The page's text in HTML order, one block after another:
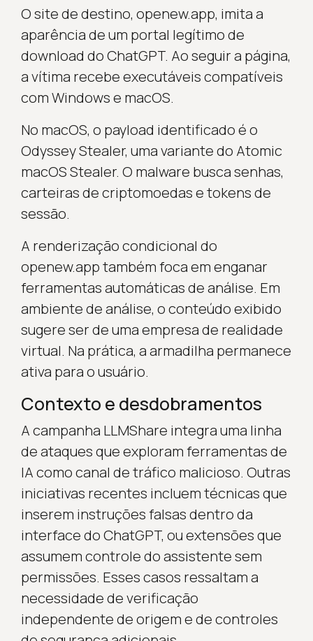
O site de destino, openew.app, imita a
aparência de um portal legítimo de
download do ChatGPT. Ao seguir a página,
a vítima recebe executáveis compatíveis
com Windows e macOS.
No macOS, o payload identificado é o
Odyssey Stealer, uma variante do Atomic
macOS Stealer. O malware busca senhas,
carteiras de criptomoedas e tokens de
sessão.
A renderização condicional do
openew.app também foca em enganar
ferramentas automáticas de análise. Em
ambiente de análise, o conteúdo exibido
sugere ser de uma empresa de realidade
virtual. Na prática, a armadilha permanece
ativa para o usuário.
Contexto e desdobramentos
A campanha LLMShare integra uma linha
de ataques que exploram ferramentas de
IA como canal de tráfico malicioso. Outras
iniciativas recentes incluem técnicas que
inserem instruções falsas dentro da
interface do ChatGPT, ou extensões que
assumem controle do assistente sem
permissões. Esses casos ressaltam a
necessidade de verificação
independente de origem e de controles